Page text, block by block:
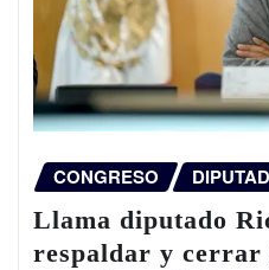
CONGRESO
Llama diputado
respaldar y cerrar